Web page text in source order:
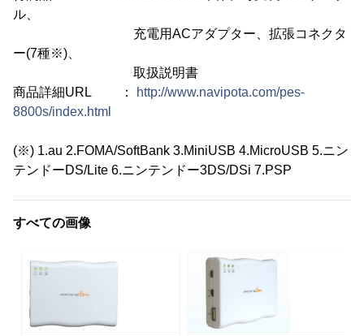
ル、
充電用ACアダプター、拡張コネクタ
ー(7種※)、
取扱説明書
商品詳細URL ：
http://www.navipota.com/pes-
8800s/index.html
(※) 1.au 2.FOMA/SoftBank 3.MiniUSB 4.MicroUSB 5.ニン
テンドーDS/Lite 6.ニンテンドー3DS/DSi 7.PSP
すべての画像